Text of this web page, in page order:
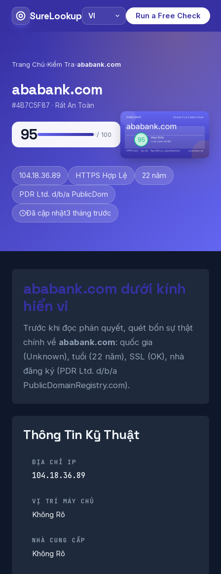
SureLookup Run a Free Check
Trang Chủ›Kiểm Tra›ababank.com
ababank.com
#4B7C5F87 · Rất An Toàn
95 / 100
104.18.36.89 HTTPS Hợp Lệ 22 năm
PDR Ltd. d/b/a PublicDom
Đã cập nhật3 tháng trước
ababank.com dưới kính
hiển vi
Trước khi đọc phán quyết, quét bốn sự thật
chính về ababank.com: quốc gia
(Unknown), tuổi (22 năm), SSL (OK), nhà
đăng ký (PDR Ltd. d/b/a
PublicDomainRegistry.com).
Thông Tin Kỹ Thuật
ĐỊA CHỈ IP
104.18.36.89
VỊ TRÍ MÁY CHỦ
Không Rõ
NHÀ CUNG CẤP
Không Rõ